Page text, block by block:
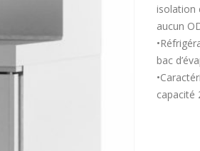
isolation
aucun
bac
capacité